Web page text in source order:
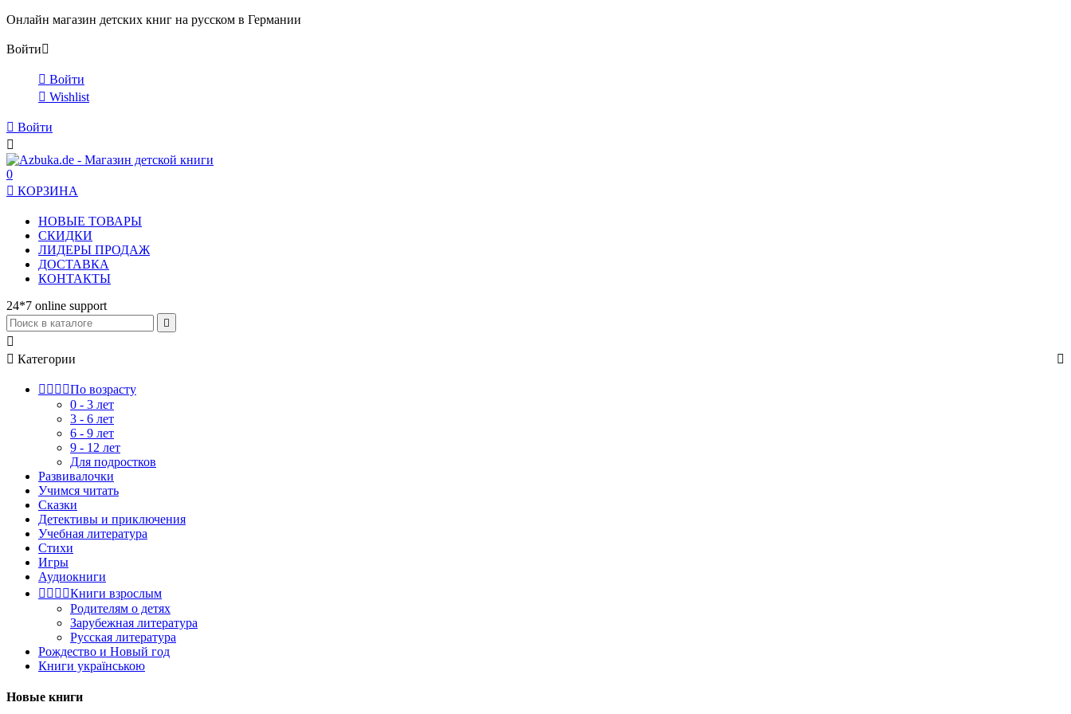
Онлайн магазин детских книг на русском в Германии
Войти
 Войти
 Wishlist
 Войти

0
 КОРЗИНА
НОВЫЕ ТОВАРЫ
СКИДКИ
ЛИДЕРЫ ПРОДАЖ
ДОСТАВКА
КОНТАКТЫ
24*7 online support


 Категории 
   По возрасту
0 - 3 лет
3 - 6 лет
6 - 9 лет
9 - 12 лет
Для подростков
Развивалочки
Учимся читать
Сказки
Детективы и приключения
Учебная литература
Стихи
Игры
Аудиокниги
   Книги взрослым
Родителям о детях
Зарубежная литература
Русская литература
Рождество и Новый год
Книги українською
Новые книги